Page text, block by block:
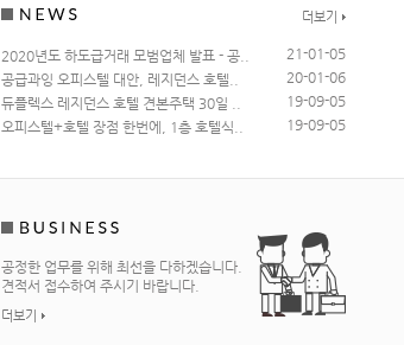
2020년도 하도급거래 모범업체 발표 - 공..
21-01-05
공급과잉 오피스텔 대안, 레지던스 호텔..
20-01-06
듀플렉스 레지던스 호텔 견본주택 30일 ..
19-09-05
오피스텔+호텔 장점 한번에, 1층 호텔식..
19-09-05
더보기
공정한 업무를 위해 최선을 다하겠습니다.
견적서 접수하여 주시기 바랍니다.
더보기